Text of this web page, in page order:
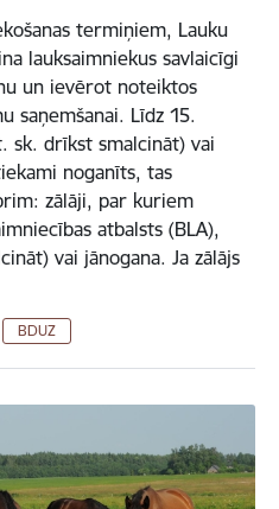
termiņiem, Lauku
lauksaimniekus savlaicīgi
un ievērot noteiktos
saņemšanai. Līdz 15.
sk. drīkst smalcināt) vai
noganīts, tas
zālāji, par kuriem
atbalsts (BLA),
vai jānogana. Ja zālājs
BDUZ